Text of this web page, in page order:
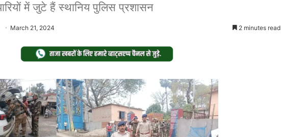
में जुटे हैं स्थानिय पुलिस प्रशासन
March 21, 2024 2 minutes read